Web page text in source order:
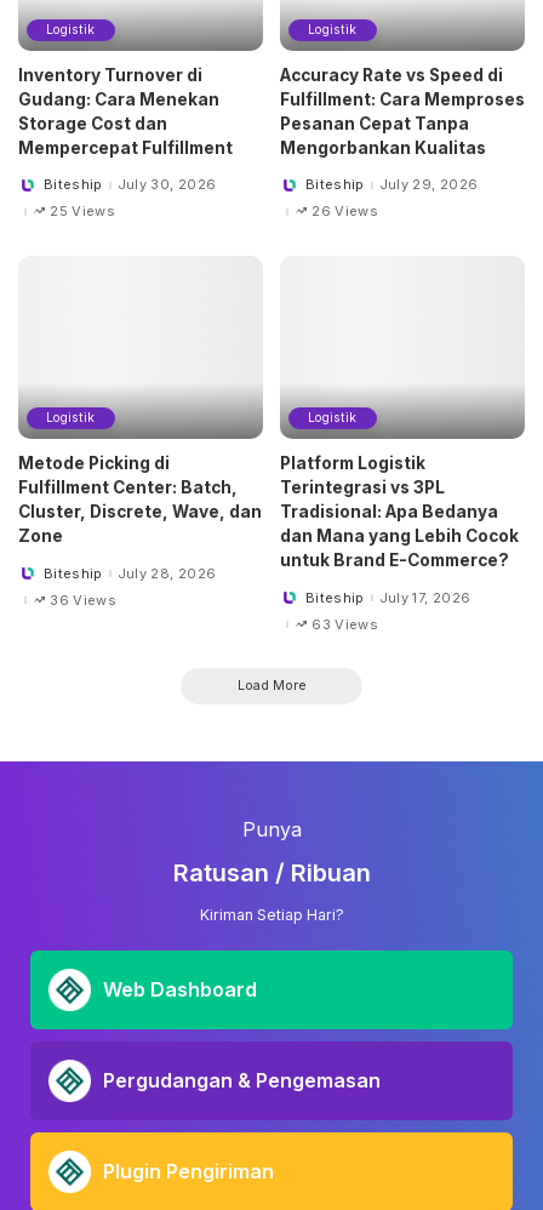
Logistik
Inventory Turnover di
Gudang: Cara Menekan
Storage Cost dan
Mempercepat Fulfillment
PostedBiteship
July 30, 2026
25 Views
Logistik
Accuracy Rate vs Speed di
Fulfillment: Cara Memproses
Pesanan Cepat Tanpa
Mengorbankan Kualitas
PostedBiteship
July 29, 2026
26 Views
Logistik
Metode Picking di
Fulfillment Center: Batch,
Cluster, Discrete, Wave, dan
Zone
PostedBiteship
July 28, 2026
36 Views
Logistik
Platform Logistik
Terintegrasi vs 3PL
Tradisional: Apa Bedanya
dan Mana yang Lebih Cocok
untuk Brand E-Commerce?
PostedBiteship
July 17, 2026
63 Views
Load More
Punya
Ratusan / Ribuan
Kiriman Setiap Hari?
Web Dashboard
Pergudangan & Pengemasan
Plugin Pengiriman